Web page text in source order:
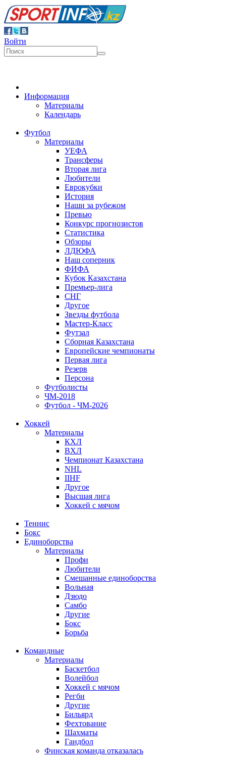
Войти
Информация
Материалы
Календарь
Футбол
Материалы
УЕФА
Трансферы
Вторая лига
Любители
Еврокубки
История
Наши за рубежом
Превью
Конкурс прогнозистов
Статистика
Обзоры
ЛДЮФА
Наш соперник
ФИФА
Кубок Казахстана
Премьер-лига
СНГ
Другое
Звезды футбола
Мастер-Класс
Футзал
Сборная Казахстана
Европейские чемпионаты
Первая лига
Резерв
Персона
Футболисты
ЧМ-2018
Футбол - ЧМ-2026
Хоккей
Материалы
КХЛ
ВХЛ
Чемпионат Казахстана
NHL
IIHF
Другое
Высшая лига
Хоккей с мячом
Теннис
Бокс
Единоборства
Материалы
Профи
Любители
Смешанные единоборства
Вольная
Дзюдо
Самбо
Другие
Бокс
Борьба
Командные
Материалы
Баскетбол
Волейбол
Хоккей с мячом
Регби
Другие
Бильярд
Фехтование
Шахматы
Гандбол
Финская команда отказалась